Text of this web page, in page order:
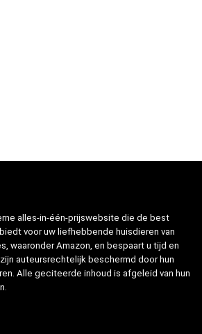
alles-in-één-prijswebsite die de best
voor uw liefhebbende huisdieren van
waaronder Amazon, en bespaart u tijd en
auteursrechtelijk beschermd door hun
Alle geciteerde inhoud is afgeleid van hun